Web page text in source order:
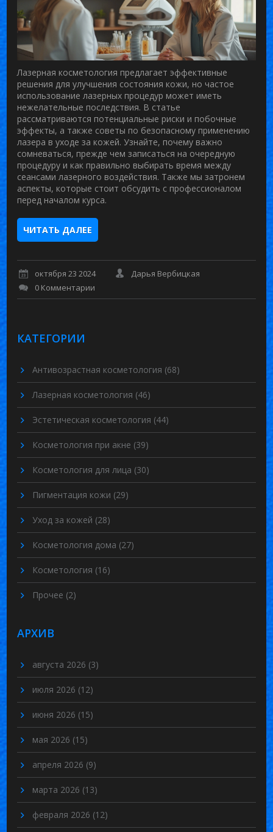
Лазерная косметология предлагает эффективные
решения для улучшения состояния кожи, но частое
использование лазерных процедур может иметь
нежелательные последствия. В статье
рассматриваются потенциальные риски и побочные
эффекты, а также советы по безопасному применению
лазера в уходе за кожей. Узнайте, почему важно
сомневаться, прежде чем записаться на очередную
процедуру и как правильно выбирать время между
сеансами лазерного воздействия. Также мы затронем
аспекты, которые стоит обсудить с профессионалом
перед началом курса.
ЧИТАТЬ ДАЛЕЕ
октября 23 2024
Дарья Вербицкая
0 Комментарии
КАТЕГОРИИ
Антивозрастная косметология (68)
Лазерная косметология (46)
Эстетическая косметология (44)
Косметология при акне (39)
Косметология для лица (30)
Пигментация кожи (29)
Уход за кожей (28)
Косметология дома (27)
Косметология (16)
Прочее (2)
АРХИВ
августа 2026 (3)
июля 2026 (12)
июня 2026 (15)
мая 2026 (15)
апреля 2026 (9)
марта 2026 (13)
февраля 2026 (12)